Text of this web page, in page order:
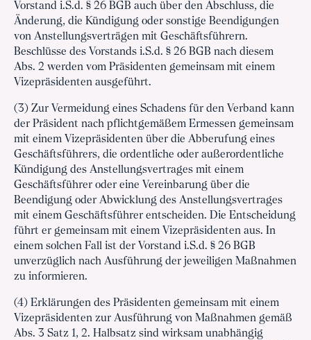
Vorstand i.S.d. § 26 BGB auch über den Abschluss, die
Änderung, die Kündigung oder sonstige Beendigungen
von Anstellungsverträgen mit Geschäftsführern.
Beschlüsse des Vorstands i.S.d. § 26 BGB nach diesem
Abs. 2 werden vom Präsidenten gemeinsam mit einem
Vizepräsidenten ausgeführt.
(3) Zur Vermeidung eines Schadens für den Verband kann
der Präsident nach pflichtgemäßem Ermessen gemeinsam
mit einem Vizepräsidenten über die Abberufung eines
Geschäftsführers, die ordentliche oder außerordentliche
Kündigung des Anstellungsvertrages mit einem
Geschäftsführer oder eine Vereinbarung über die
Beendigung oder Abwicklung des Anstellungsvertrages
mit einem Geschäftsführer entscheiden. Die Entscheidung
führt er gemeinsam mit einem Vizepräsidenten aus. In
einem solchen Fall ist der Vorstand i.S.d. § 26 BGB
unverzüglich nach Ausführung der jeweiligen Maßnahmen
zu informieren.
(4) Erklärungen des Präsidenten gemeinsam mit einem
Vizepräsidenten zur Ausführung von Maßnahmen gemäß
Abs. 3 Satz 1, 2. Halbsatz sind wirksam unabhängig